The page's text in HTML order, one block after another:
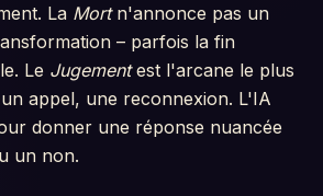
La Mortn'annonce pas un
– parfois la fin
Le Jugementest l'arcane le plus
appel, une reconnexion. L'IA
donner une réponse nuancée
un non.